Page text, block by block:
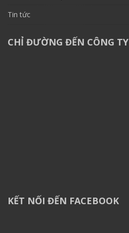
Tin tức
CHỈ ĐƯỜNG ĐẾN CÔNG TY
KẾT NỐI ĐẾN FACEBOOK